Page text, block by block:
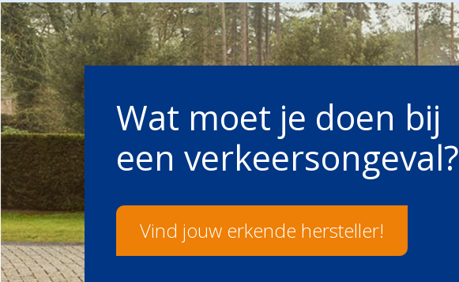
Wat moet je doen bij
een verkeersongeval?
Vind jouw erkende hersteller!